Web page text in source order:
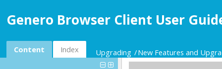
Genero Browser Client User
Content Index Upgrading New Features and